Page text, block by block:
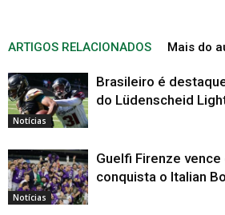
ARTIGOS RELACIONADOS Mais do
Notícias
Brasileiro é
do Lüdenscheid
Notícias
Guelfi Firenze
conquista o Italian